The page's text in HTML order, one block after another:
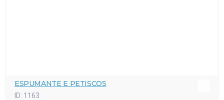
ESPUMANTE E PETISCOS
ID: 1163